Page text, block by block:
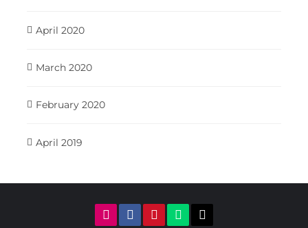
April 2020
March 2020
February 2020
April 2019